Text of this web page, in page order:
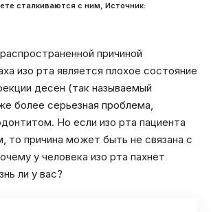
сталкиваются с ним, Источник:
причиной
изо рта является плохое состояние
десен (так называемый
более серьезная проблема,
Но если изо рта пациента
то причина может быть не связана с
у человека изо рта пахнет
ли у вас?